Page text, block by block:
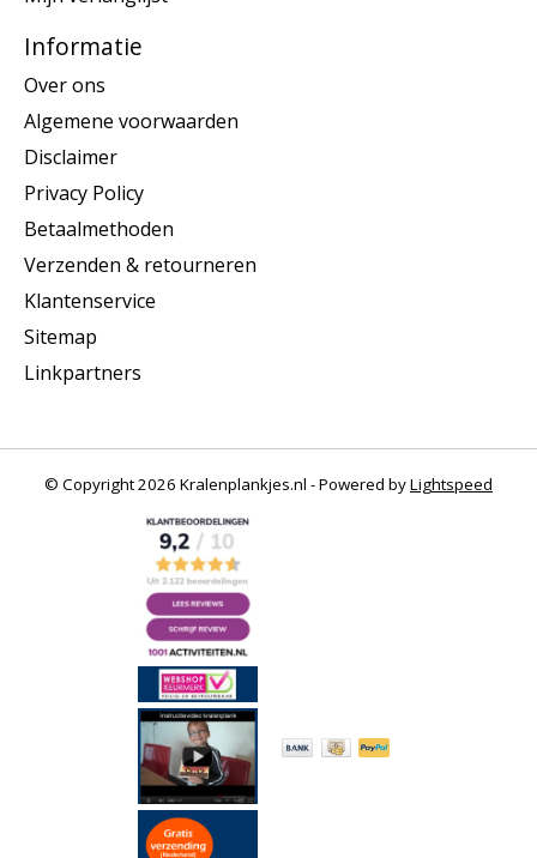
Informatie
Over ons
Algemene voorwaarden
Disclaimer
Privacy Policy
Betaalmethoden
Verzenden & retourneren
Klantenservice
Sitemap
Linkpartners
© Copyright 2026 Kralenplankjes.nl - Powered byLightspeed